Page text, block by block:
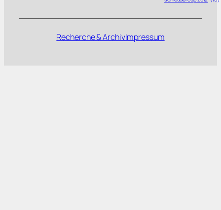
Recherche & ArchivImpressum